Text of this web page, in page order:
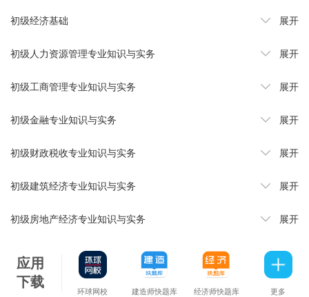
展开
初级经济基础
展开
初级人力资源管理专业知识与实务
展开
初级工商管理专业知识与实务
展开
初级金融专业知识与实务
展开
初级财政税收专业知识与实务
展开
初级建筑经济专业知识与实务
展开
初级房地产经济专业知识与实务
应用
下载
环球网校 建造师快题库 经济师快题库 更多